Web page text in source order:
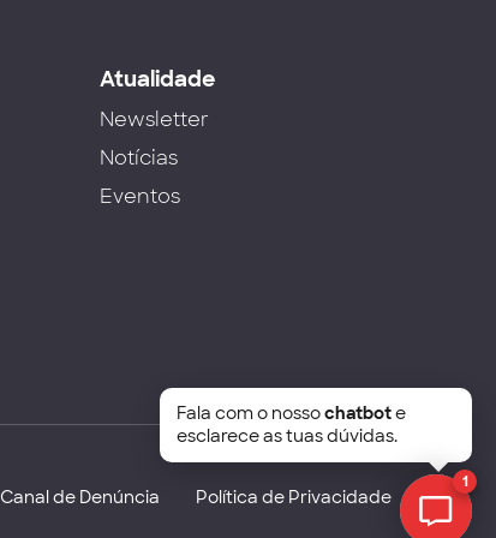
Atualidade
Newsletter
Notícias
Eventos
Canal de Denúncia Política de Privacidade
1
Fala com o nossochatbote
esclarece as tuas dúvidas.